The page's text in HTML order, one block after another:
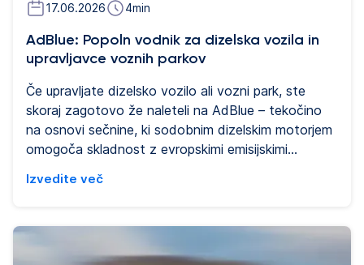
17.06.2026 4min
AdBlue: Popoln vodnik za dizelska vozila in
upravljavce voznih parkov
Če upravljate dizelsko vozilo ali vozni park, ste
skoraj zagotovo že naleteli na AdBlue – tekočino
na osnovi sečnine, ki sodobnim dizelskim motorjem
omogoča skladnost z evropskimi emisijskimi
morate vedeti: kaj je AdBlue, kako deluje, kdaj ga je
delovanje voznega parka.
Izvedite več